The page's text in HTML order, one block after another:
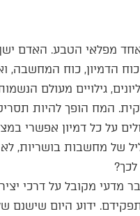
מפלאי הטבע. האדם
כוח הדמיון, כוח המחשבה,
גילויים מעולם
המח הופך להיות
על כל דמיון אפשרי
של מחשבות בושריות,
מדעי מקובל על דרכי
ידוע היום שישנם